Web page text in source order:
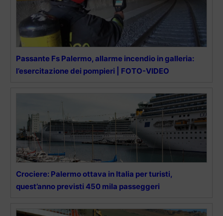
Passante Fs Palermo, allarme incendio in galleria:
l’esercitazione dei pompieri | FOTO-VIDEO
Crociere: Palermo ottava in Italia per turisti,
quest’anno previsti 450 mila passeggeri